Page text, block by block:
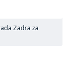
Zadra za